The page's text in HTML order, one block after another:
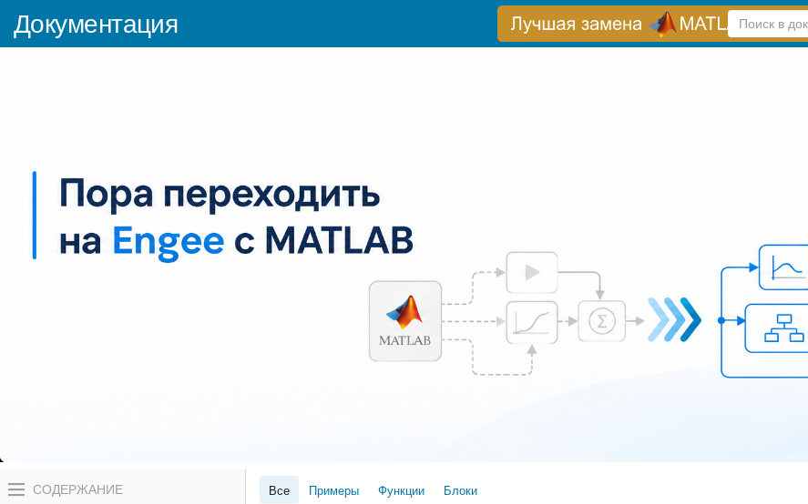
Документация
Справка
по
Переключатель
навигационного
Все Примеры Функции Блоки